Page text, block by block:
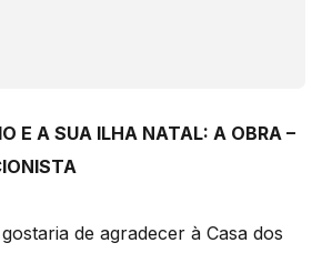
E A SUA ILHA NATAL: A OBRA –
de agradecer à Casa dos